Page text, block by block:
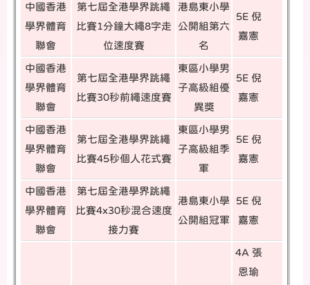
中國香港
學界體育
聯會
第七屆全港學界跳繩
比賽1分鐘大繩8字走
位速度賽
港島東小學
公開組第六
名
5E 倪
嘉憲
中國香港
學界體育
聯會
第七屆全港學界跳繩
比賽30秒前繩速度賽
東區小學男
子高級組優
異獎
5E 倪
嘉憲
中國香港
學界體育
聯會
第七屆全港學界跳繩
比賽45秒個人花式賽
東區小學男
子高級組季
軍
5E 倪
嘉憲
中國香港
學界體育
聯會
第七屆全港學界跳繩
比賽4x30秒混合速度
接力賽
港島東小學
公開組冠軍
5E 倪
嘉憲
4A 張
恩瑜